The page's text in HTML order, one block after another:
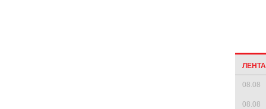
08.08
08.08